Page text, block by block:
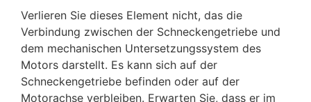
Verlieren Sie dieses Element nicht, das die
Verbindung zwischen der Schneckengetriebe und
dem mechanischen Untersetzungssystem des
Motors darstellt. Es kann sich auf der
Schneckengetriebe befinden oder auf der
Motorachse verbleiben. Erwarten Sie, dass er im